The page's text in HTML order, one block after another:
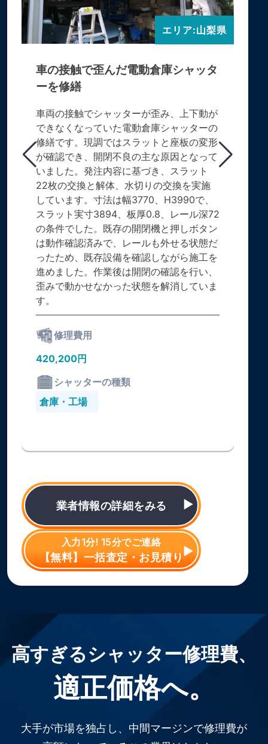
エリア:山梨県
車の接触で歪んだ電動倉庫シャッタ
ーを修繕
車両の接触でシャッターが歪み、上下動が
できなくなっていた電動倉庫シャッターの
修繕です。現調ではスラットと座板の変形
が確認でき、開閉不良の主な原因となって
いました。発注内容に基づき、スラット
22枚の交換と解体、水切りの交換を実施
しています。寸法は幅3770、H3990で、
スラット実寸3894、板厚0.8、レール深72
の条件でした。既存の開閉機と押しボタン
は動作確認済みで、レールも外せる状態だ
ったため、既存設備を確認しながら施工を
進めました。作業後は開閉の確認を行い、
歪みで動かせなかった状態を解消していま
す。
修理費用
420,200円
シャッターの種類
倉庫・工場
業者情報の詳細をみる
入力1分! 15分でご連絡
【無料】一括査定・お見積り
高すぎるシャッター修理費、
適正価格へ。
大手が市場を独占し、中間マージンで修理費が